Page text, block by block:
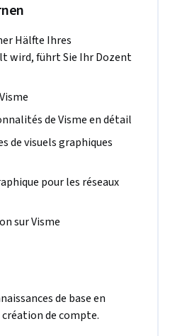
Hälfte Ihres
wird, führt Sie Ihr Dozent
de Visme en détail
de visuels graphiques
pour les réseaux
sur Visme
de base en
de compte.